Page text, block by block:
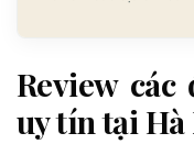
Review
uy tín tại Hà